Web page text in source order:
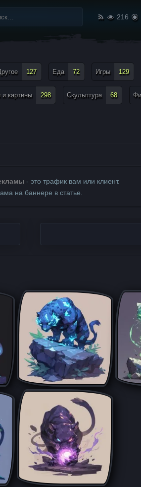
216
127 Еда 72 Игры 129
и картины 298 Скульптура 68
- это трафик вам или клиент.
на баннере в статье.